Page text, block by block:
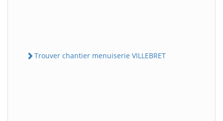
Trouver chantier menuiserie VILLEBRET